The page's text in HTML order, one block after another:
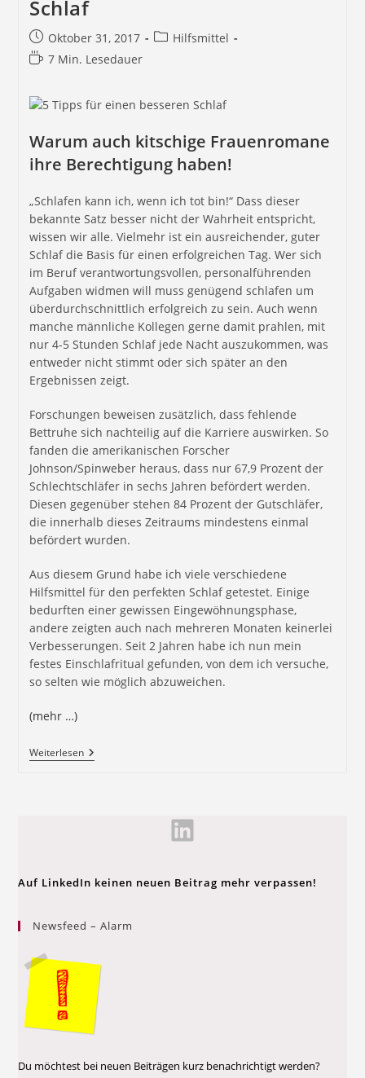
Schlaf
Oktober 31, 2017
Hilfsmittel
7 Min. Lesedauer
Warum auch kitschige Frauenromane
ihre Berechtigung haben!
„Schlafen kann ich, wenn ich tot bin!“ Dass dieser
bekannte Satz besser nicht der Wahrheit entspricht,
wissen wir alle. Vielmehr ist ein ausreichender, guter
Schlaf die Basis für einen erfolgreichen Tag. Wer sich
im Beruf verantwortungsvollen, personalführenden
Aufgaben widmen will muss genügend schlafen um
überdurchschnittlich erfolgreich zu sein. Auch wenn
manche männliche Kollegen gerne damit prahlen, mit
nur 4-5 Stunden Schlaf jede Nacht auszukommen, was
entweder nicht stimmt oder sich später an den
Ergebnissen zeigt.
Forschungen beweisen zusätzlich, dass fehlende
Bettruhe sich nachteilig auf die Karriere auswirken. So
fanden die amerikanischen Forscher
Johnson/Spinweber heraus, dass nur 67,9 Prozent der
Schlechtschläfer in sechs Jahren befördert werden.
Diesen gegenüber stehen 84 Prozent der Gutschläfer,
die innerhalb dieses Zeitraums mindestens einmal
befördert wurden.
Aus diesem Grund habe ich viele verschiedene
Hilfsmittel für den perfekten Schlaf getestet. Einige
bedurften einer gewissen Eingewöhnungsphase,
andere zeigten auch nach mehreren Monaten keinerlei
Verbesserungen. Seit 2 Jahren habe ich nun mein
festes Einschlafritual gefunden, von dem ich versuche,
so selten wie möglich abzuweichen.
(mehr …)
Weiterlesen
Auf LinkedIn keinen neuen Beitrag mehr verpassen!
Newsfeed – Alarm
Du möchtest bei neuen Beiträgen kurz benachrichtigt werden?